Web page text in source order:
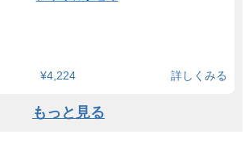
¥4,224 詳しくみる
もっと見る